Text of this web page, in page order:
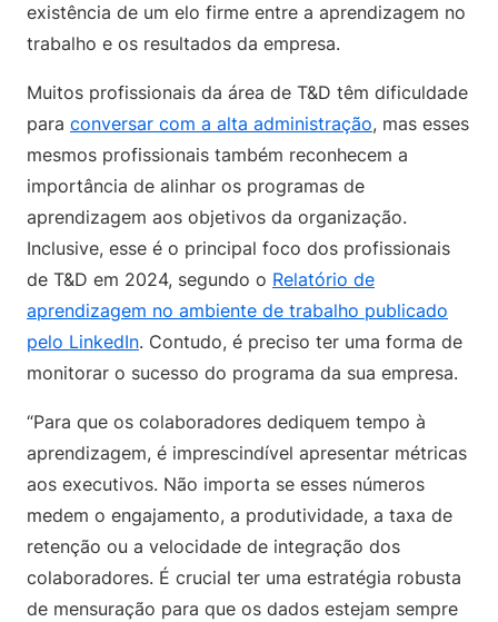
existência de um elo firme entre a aprendizagem no
trabalho e os resultados da empresa.
Muitos profissionais da área de T&D têm dificuldade
para conversar com a alta administração, mas esses
mesmos profissionais também reconhecem a
importância de alinhar os programas de
aprendizagem aos objetivos da organização.
Inclusive, esse é o principal foco dos profissionais
de T&D em 2024, segundo o Relatório de
aprendizagem no ambiente de trabalho publicado
pelo LinkedIn. Contudo, é preciso ter uma forma de
monitorar o sucesso do programa da sua empresa.
“Para que os colaboradores dediquem tempo à
aprendizagem, é imprescindível apresentar métricas
aos executivos. Não importa se esses números
medem o engajamento, a produtividade, a taxa de
retenção ou a velocidade de integração dos
colaboradores. É crucial ter uma estratégia robusta
de mensuração para que os dados estejam sempre